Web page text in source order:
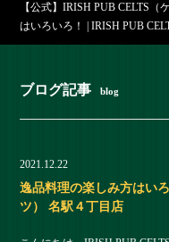
【公式】IRISH PUB CELTS（
はいろいろ！ | IRISH PUB
ブログ記事 blog
2021.12.22
逸品料理の楽しみ方はい
ツ） 名駅４丁目店